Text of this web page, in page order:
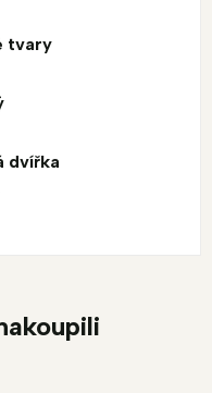
tvary
dvířka